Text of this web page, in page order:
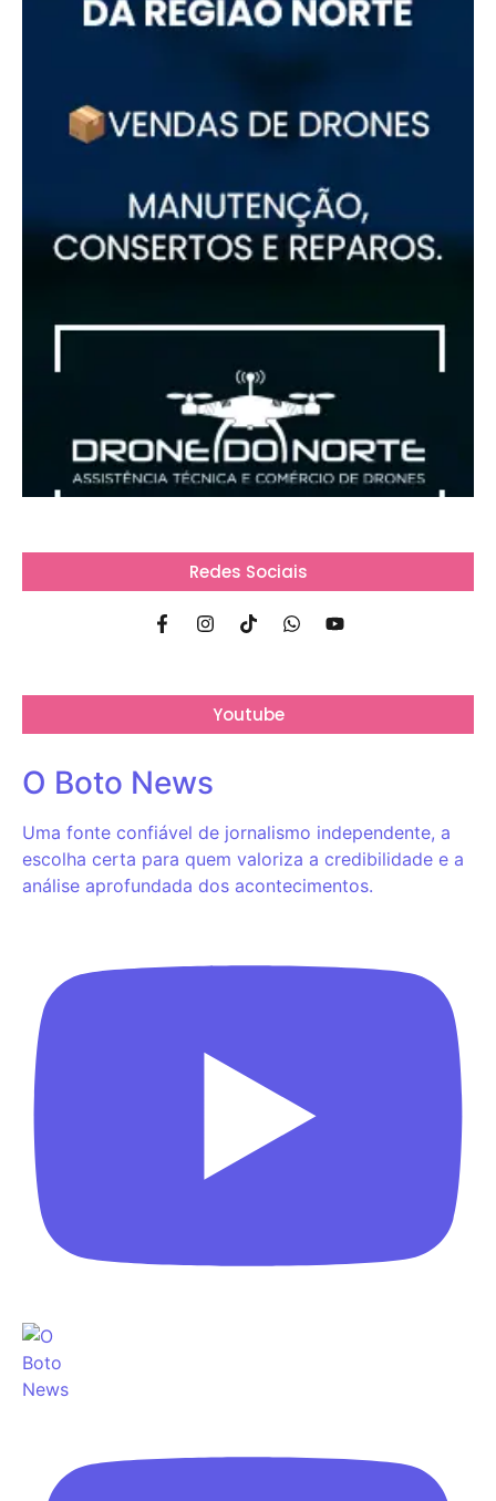
Redes Sociais
Youtube
O Boto News
Uma fonte confiável de jornalismo independente, a
escolha certa para quem valoriza a credibilidade e a
análise aprofundada dos acontecimentos.